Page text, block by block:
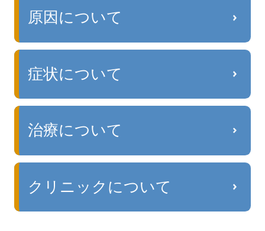
原因について
症状について
治療について
クリニックについて